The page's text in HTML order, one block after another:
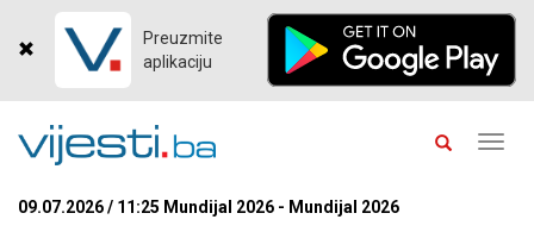
Preuzmite
aplikaciju
09.07.2026 / 11:25 Mundijal 2026 - Mundijal 2026